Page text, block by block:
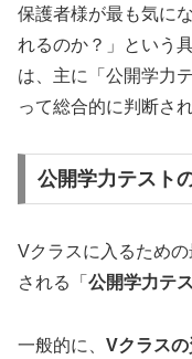
保護者様が最も気に
れるのか？」という
は、主に「公開学力
って総合的に判断され
公開学力テスト
Vクラスに入るため
される「 公開学力テ
一般的に、 Vクラス